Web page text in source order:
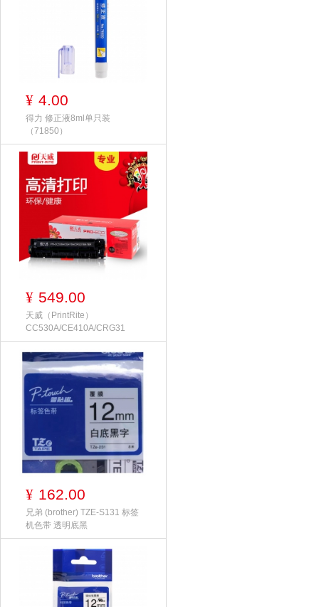
¥ 4.00
得力 修正液8ml单只装
（71850）
¥ 549.00
天威（PrintRite）
CC530A/CE410A/CRG31
¥ 162.00
兄弟 (brother) TZE-S131 标签
机色带 透明底黑